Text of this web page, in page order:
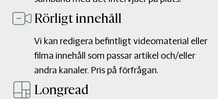
Rörligt innehåll
Vi kan redigera befintligt videomaterial eller
filma innehåll som passar artikel och/eller
andra kanaler. Pris på förfrågan.
Longread